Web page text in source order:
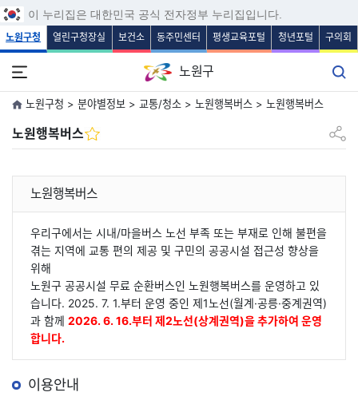
본문 바로가기
주메뉴 바로가기
보조메뉴 바로가기
푸터 바로가기
이 누리집은 대한민국 공식 전자정부 누리집입니다.
노원구청 열린구청장실 보건소 동주민센터 평생교육포털 청년포털 구의회
노원구
노원구청 > 분야별정보 > 교통/청소 > 노원행복버스 > 노원행복버스
노원행복버스 공유하
노원행복버스
우리구에서는 시내/마을버스 노선 부족 또는 부재로 인해 불편을
겪는 지역에 교통 편의 제공 및 구민의 공공시설 접근성 향상을
위해
노원구 공공시설 무료 순환버스인 노원행복버스를 운영하고 있
습니다. 2025. 7. 1.부터 운영 중인 제1노선(월계·공릉·중계권역)
과 함께 2026. 6. 16.부터 제2노선(상계권역)을 추가하여 운영
합니다.
이용안내